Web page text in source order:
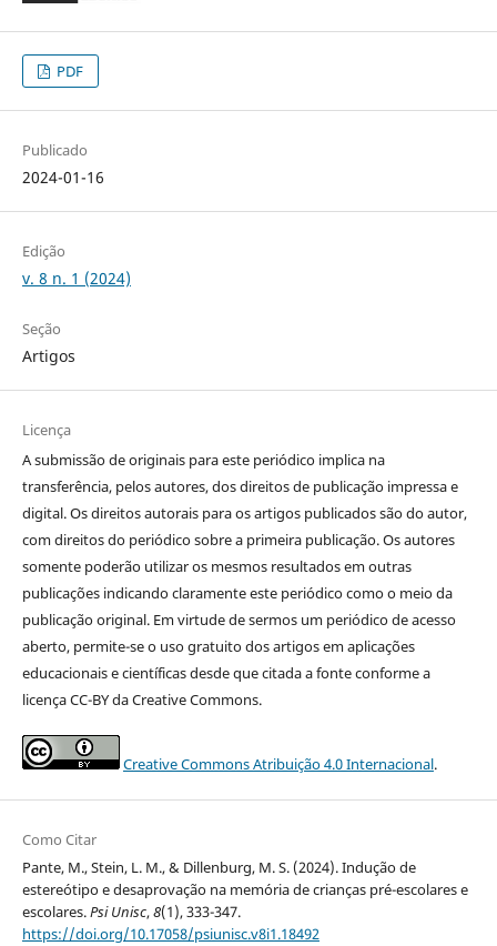
PDF
Publicado
2024-01-16
Edição
v. 8 n. 1 (2024)
Seção
Artigos
Licença
A submissão de originais para este periódico implica na
transferência, pelos autores, dos direitos de publicação impressa e
digital. Os direitos autorais para os artigos publicados são do autor,
com direitos do periódico sobre a primeira publicação. Os autores
somente poderão utilizar os mesmos resultados em outras
publicações indicando claramente este periódico como o meio da
publicação original. Em virtude de sermos um periódico de acesso
aberto, permite-se o uso gratuito dos artigos em aplicações
educacionais e científicas desde que citada a fonte conforme a
licença CC-BY da Creative Commons.
Creative Commons Atribuição 4.0 Internacional.
Como Citar
Pante, M., Stein, L. M., & Dillenburg, M. S. (2024). Indução de
estereótipo e desaprovação na memória de crianças pré-escolares e
escolares.Psi Unisc,8(1), 333-347.
https://doi.org/10.17058/psiunisc.v8i1.18492